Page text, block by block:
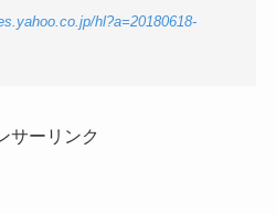
hl?a=20180618-
サーリンク